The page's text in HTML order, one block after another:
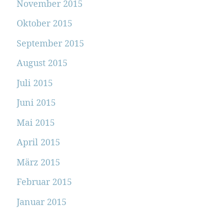
November 2015
Oktober 2015
September 2015
August 2015
Juli 2015
Juni 2015
Mai 2015
April 2015
März 2015
Februar 2015
Januar 2015